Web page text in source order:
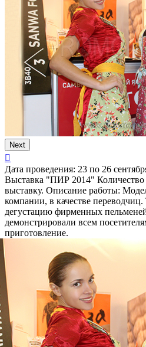
Next
Дата проведения: 23 по 26
Выставка "ПИР 2014" Количество
выставку. Описание работы:
компании, в качестве
дегустацию фирменных
демонстрировали всем
приготовление.